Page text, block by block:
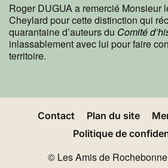
Roger DUGUA a remercié Monsieur
Cheylard pour cette distinction qui
quarantaine d’auteurs du Comité
inlassablement avec lui pour faire
territoire.
Contact Plan du site
Politique de
© Les Amis de